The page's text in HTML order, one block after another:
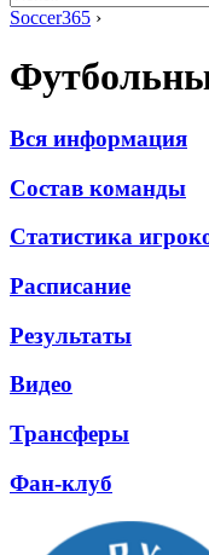
Soccer365 ›
Вся информация
Состав команды
Статистика
Расписание
Результаты
Видео
Трансферы
Фан-клуб